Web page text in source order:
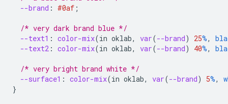
--brand : #0af ;
/* very dark brand blue */
--text1 : color-mix(in oklab, var(--brand) 25%,
--text2 : color-mix(in oklab, var(--brand) 40%,
/* very bright brand white */
--surface1 : color-mix(in oklab, var(--brand) 5%,
}